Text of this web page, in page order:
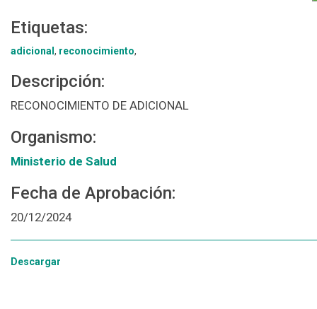
Etiquetas:
adicional , reconocimiento,
Descripción:
RECONOCIMIENTO DE ADICIONAL
Organismo:
Ministerio de Salud
Fecha de Aprobación:
20/12/2024
Descargar